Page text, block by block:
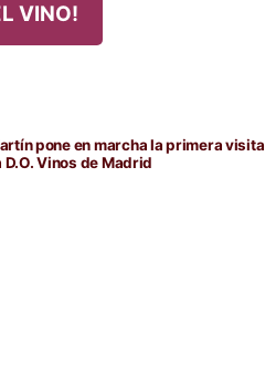
VINO!
pone en marcha la primera visita
Vinos de Madrid